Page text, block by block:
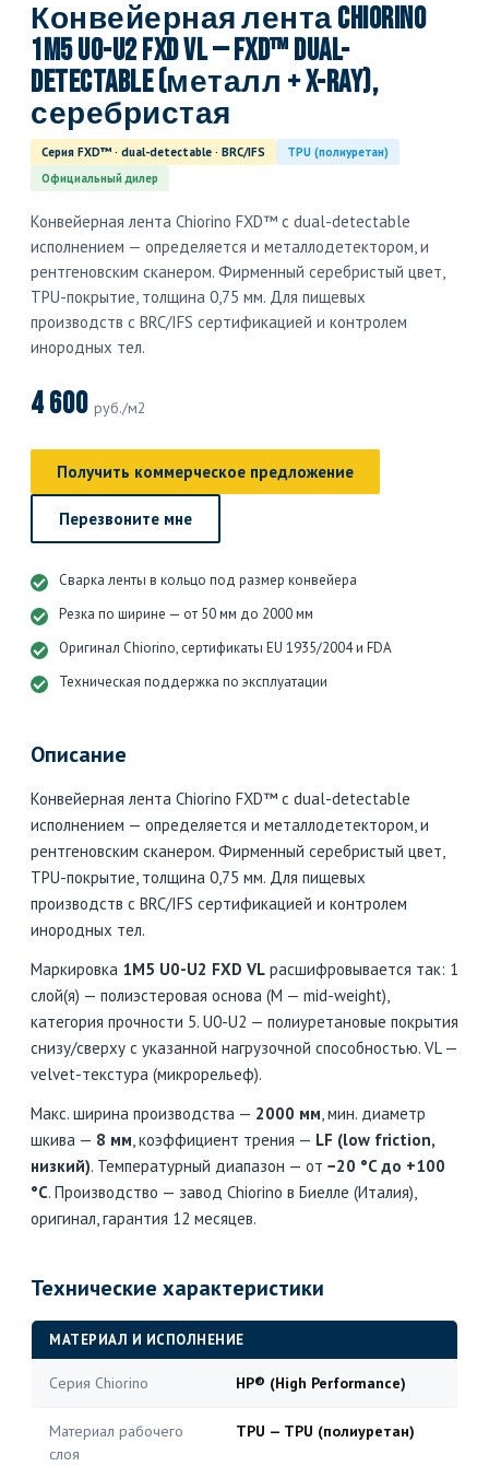
Конвейерная лента Chiorino
1M5 U0-U2 FXD VL — FXD™ dual-
detectable (металл + X-ray),
серебристая
Серия FXD™ · dual-detectable · BRC/IFS
TPU (полиуретан)
Официальный дилер
Конвейерная лента Chiorino FXD™ с dual-detectable
исполнением — определяется и металлодетектором, и
рентгеновским сканером. Фирменный серебристый цвет,
TPU-покрытие, толщина 0,75 мм. Для пищевых
производств с BRC/IFS сертификацией и контролем
инородных тел.
4 600 руб./м2
Получить коммерческое предложение
Перезвоните мне
Сварка ленты в кольцо под размер конвейера
Резка по ширине — от 50 мм до 2000 мм
Оригинал Chiorino, сертификаты EU 1935/2004 и FDA
Техническая поддержка по эксплуатации
Описание
Конвейерная лента Chiorino FXD™ с dual-detectable
исполнением — определяется и металлодетектором, и
рентгеновским сканером. Фирменный серебристый цвет,
TPU-покрытие, толщина 0,75 мм. Для пищевых
производств с BRC/IFS сертификацией и контролем
инородных тел.
Маркировка 1M5 U0-U2 FXD VL расшифровывается так: 1
слой(я) — полиэстеровая основа (M — mid-weight),
категория прочности 5. U0-U2 — полиуретановые покрытия
снизу/сверху с указанной нагрузочной способностью. VL —
velvet-текстура (микрорельеф).
Макс. ширина производства — 2000 мм, мин. диаметр
шкива — 8 мм, коэффициент трения — LF (low friction,
низкий). Температурный диапазон — от −20 °C до +100
°C. Производство — завод Chiorino в Биелле (Италия),
оригинал, гарантия 12 месяцев.
Технические характеристики
МАТЕРИАЛ И ИСПОЛНЕНИЕ
Серия Chiorino HP® (High Performance)
Материал рабочего
слоя
TPU — TPU (полиуретан)